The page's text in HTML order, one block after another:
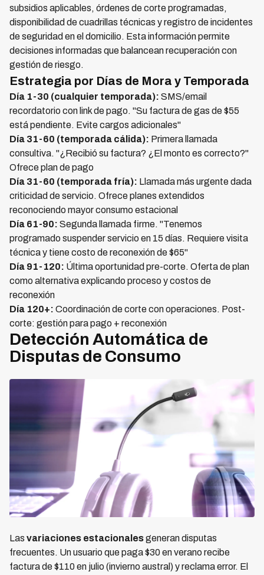
subsidios aplicables, órdenes de corte programadas,
disponibilidad de cuadrillas técnicas y registro de incidentes
de seguridad en el domicilio. Esta información permite
decisiones informadas que balancean recuperación con
gestión de riesgo.
Estrategia por Días de Mora y Temporada
Día 1-30 (cualquier temporada): SMS/email
recordatorio con link de pago. "Su factura de gas de $55
está pendiente. Evite cargos adicionales"
Día 31-60 (temporada cálida): Primera llamada
consultiva. "¿Recibió su factura? ¿El monto es correcto?"
Ofrece plan de pago
Día 31-60 (temporada fría): Llamada más urgente dada
criticidad de servicio. Ofrece planes extendidos
reconociendo mayor consumo estacional
Día 61-90: Segunda llamada firme. "Tenemos
programado suspender servicio en 15 días. Requiere visita
técnica y tiene costo de reconexión de $65"
Día 91-120: Última oportunidad pre-corte. Oferta de plan
como alternativa explicando proceso y costos de
reconexión
Día 120+: Coordinación de corte con operaciones. Post-
corte: gestión para pago + reconexión
Detección Automática de
Disputas de Consumo
Las variaciones estacionalesgeneran disputas
frecuentes. Un usuario que paga $30 en verano recibe
factura de $110 en julio (invierno austral) y reclama error. El